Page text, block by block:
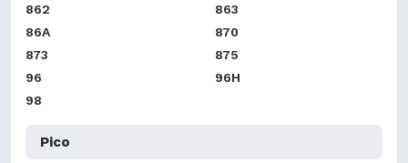
862
863
86A
870
873
875
96
96H
98
Pico